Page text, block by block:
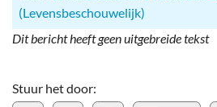
(Levensbeschouwelijk)
Dit bericht heeft geen uitgebreide tekst
Stuur het door: